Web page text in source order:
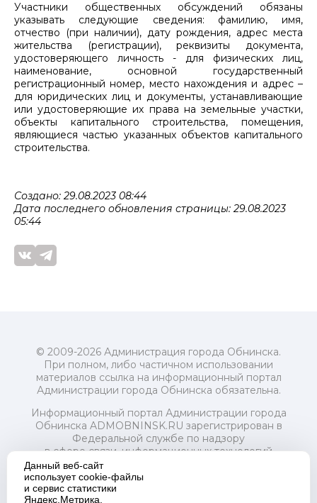
Участники общественных обсуждений обязаны
указывать следующие сведения: фамилию, имя,
отчество (при наличии), дату рождения, адрес места
жительства (регистрации), реквизиты документа,
удостоверяющего личность - для физических лиц,
наименование, основной государственный
регистрационный номер, место нахождения и адрес –
для юридических лиц и документы, устанавливающие
или удостоверяющие их права на земельные участки,
объекты капитального строительства, помещения,
являющиеся частью указанных объектов капитального
строительства.
Создано: 29.08.2023 08:44
Дата последнего обновления страницы: 29.08.2023
05:44
© 2009-2026 Администрация города Обнинска.
При полном, либо частичном использовании
материалов ссылка на информационный портал
Администрации города Обнинска обязательна.
Информационный портал Администрации города
Обнинска ADMOBNINSK.RU зарегистрирован в
Федеральной службе по надзору
в сфере связи, информационных технологий
и массовых коммуникаций (Роскомнадзор) 24 июля
2018 года.
Свидетельство о регистрации Эл № ФС77-73321
Данный веб-сайт
использует cookie-файлы
и сервис статистики
Яндекс.Метрика.